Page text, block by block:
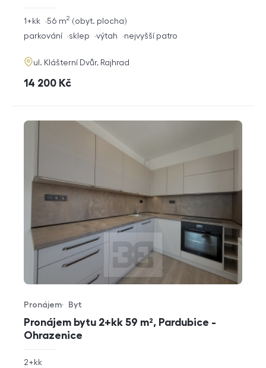
rozměry
dispozice
1+kk obyt. plocha
56 m2
funkce
parkování sklep výtah nejvyšší patro
adresa
ul. Klášterní Dvůr, Rajhrad
cena
14 200 Kč
Pronájem bytu 2+kk 59 m², Pardubice -
Ohrazenice
Typ nabídky
Pronájem
Typ nemovitosti
Byt
rozměry
2+kk